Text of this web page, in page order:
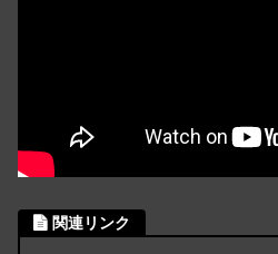
関連リンク